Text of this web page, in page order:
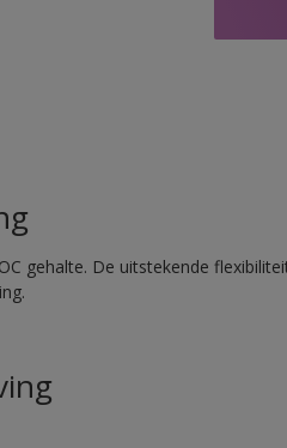
gehalte. De uitstekende